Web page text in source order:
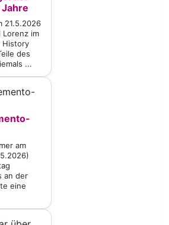
21.5.2026
im
History
des
...
am
an der
eine